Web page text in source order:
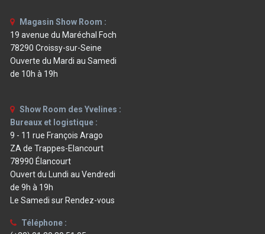
Magasin Show Room :
19 avenue du Maréchal Foch
78290 Croissy-sur-Seine
Ouverte du Mardi au Samedi
de 10h à 19h
Show Room des Yvelines :
Bureaux et logistique :
9 - 11 rue François Arago
ZA de Trappes-Elancourt
78990 Élancourt
Ouvert du Lundi au Vendredi
de 9h à 19h
Le Samedi sur Rendez-vous
Téléphone :